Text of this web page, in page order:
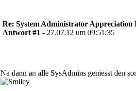
Re: System Administrator Appreciation
Antwort #1 - 27.07.12 um 09:51:35
Na dann an alle SysAdmins geniesst den